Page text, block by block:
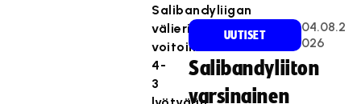
Salibandyliigan
välieriin
voitoin
4-
3
UUTISET
04.08.2
026
Salibandyliiton
varsinainen